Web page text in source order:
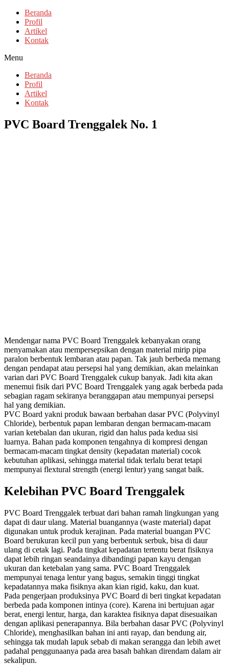
Beranda
Profil
Artikel
Kontak
Menu
Beranda
Profil
Artikel
Kontak
PVC Board Trenggalek No. 1
Mendengar nama PVC Board Trenggalek kebanyakan orang
menyamakan atau mempersepsikan dengan material mirip pipa
paralon berbentuk lembaran atau papan. Tak jauh berbeda memang
dengan pendapat atau persepsi hal yang demikian, akan melainkan
varian dari PVC Board Trenggalek cukup banyak. Jadi kita akan
menemui fisik dari PVC Board Trenggalek yang agak berbeda pada
sebagian ragam sekiranya beranggapan atau mempunyai persepsi
hal yang demikian.
PVC Board yakni produk bawaan berbahan dasar PVC (Polyvinyl
Chloride), berbentuk papan lembaran dengan bermacam-macam
varian ketebalan dan ukuran, rigid dan halus pada kedua sisi
luarnya. Bahan pada komponen tengahnya di kompresi dengan
bermacam-macam tingkat density (kepadatan material) cocok
kebutuhan aplikasi, sehingga material tidak terlalu berat tetapi
mempunyai flextural strength (energi lentur) yang sangat baik.
Kelebihan PVC Board Trenggalek
PVC Board Trenggalek terbuat dari bahan ramah lingkungan yang
dapat di daur ulang. Material buangannya (waste material) dapat
digunakan untuk produk kerajinan. Pada material buangan PVC
Board berukuran kecil pun yang berbentuk serbuk, bisa di daur
ulang di cetak lagi. Pada tingkat kepadatan tertentu berat fisiknya
dapat lebih ringan seandainya dibandingi papan kayu dengan
ukuran dan ketebalan yang sama. PVC Board Trenggalek
mempunyai tenaga lentur yang bagus, semakin tinggi tingkat
kepadatannya maka fisiknya akan kian rigid, kaku, dan kuat.
Pada pengerjaan produksinya PVC Board di beri tingkat kepadatan
berbeda pada komponen intinya (core). Karena ini bertujuan agar
berat, energi lentur, harga, dan karaktea fisiknya dapat disesuaikan
dengan aplikasi penerapannya. Bila berbahan dasar PVC (Polyvinyl
Chloride), menghasilkan bahan ini anti rayap, dan bendung air,
sehingga tak mudah lapuk sebab di makan serangga dan lebih awet
padahal penggunaanya pada area basah bahkan direndam dalam air
sekalipun.